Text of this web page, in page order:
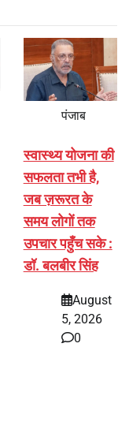
पंजाब
स्वास्थ्य योजना की
सफलता तभी है,
जब ज़रूरत के
समय लोगों तक
उपचार पहुँच सके :
डॉ. बलबीर सिंह
August
5, 2026
0